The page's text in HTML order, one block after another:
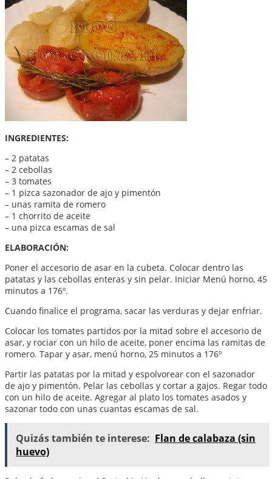
INGREDIENTES:
– 2 patatas
– 2 cebollas
– 3 tomates
– 1 pizca sazonador de ajo y pimentón
– unas ramita de romero
– 1 chorrito de aceite
– una pizca escamas de sal
ELABORACIÓN:
Poner el accesorio de asar en la cubeta. Colocar dentro las
patatas y las cebollas enteras y sin pelar. Iniciar Menú horno, 45
minutos a 176º.
Cuando finalice el programa, sacar las verduras y dejar enfriar.
Colocar los tomates partidos por la mitad sobre el accesorio de
asar, y rociar con un hilo de aceite, poner encima las ramitas de
romero. Tapar y asar, menú horno, 25 minutos a 176º
Partir las patatas por la mitad y espolvorear con el sazonador
de ajo y pimentón. Pelar las cebollas y cortar a gajos. Regar todo
con un hilo de aceite. Agregar al plato los tomates asados y
sazonar todo con unas cuantas escamas de sal.
Quizás también te interese: Flan de calabaza (sin
huevo)